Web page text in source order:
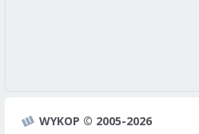
WYKOP © 2005-2026